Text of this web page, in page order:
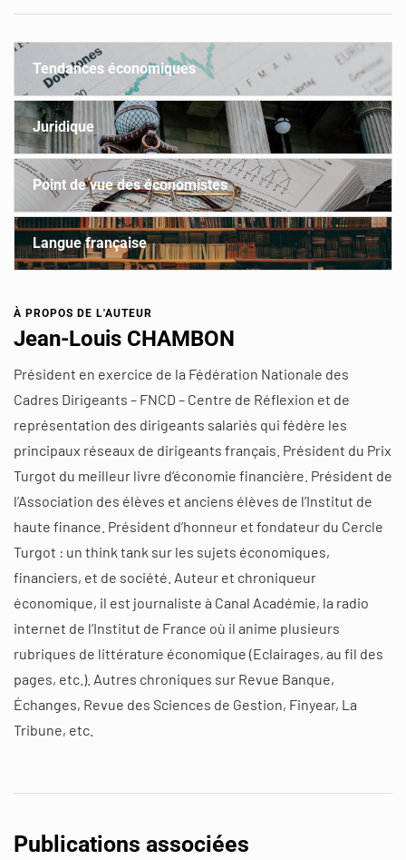
Tendances économiques
Juridique
Point de vue des économistes
Langue française
À PROPOS DE L'AUTEUR
Jean-Louis CHAMBON
Président en exercice de la Fédération Nationale des
Cadres Dirigeants – FNCD – Centre de Réflexion et de
représentation des dirigeants salariés qui fédère les
principaux réseaux de dirigeants français. Président du Prix
Turgot du meilleur livre d’économie financière. Président de
l’Association des élèves et anciens élèves de l’Institut de
haute finance. Président d’honneur et fondateur du Cercle
Turgot : un think tank sur les sujets économiques,
financiers, et de société. Auteur et chroniqueur
économique, il est journaliste à Canal Académie, la radio
internet de l’Institut de France où il anime plusieurs
rubriques de littérature économique (Eclairages, au fil des
pages, etc.). Autres chroniques sur Revue Banque,
Échanges, Revue des Sciences de Gestion, Finyear, La
Tribune, etc.
Publications associées